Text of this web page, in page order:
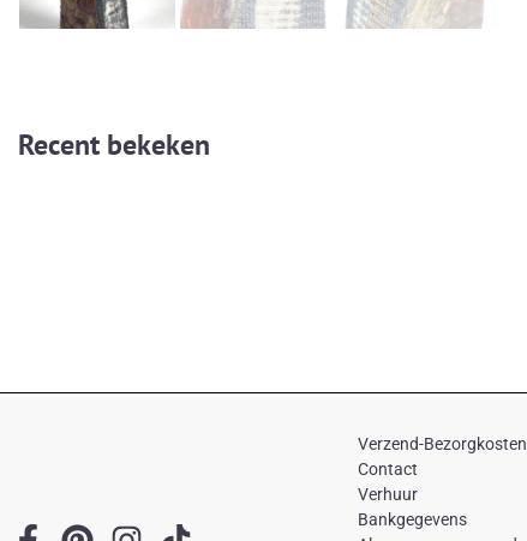
Recent bekeken
Verzend-Bezorgkosten
Contact
Verhuur
Bankgegevens